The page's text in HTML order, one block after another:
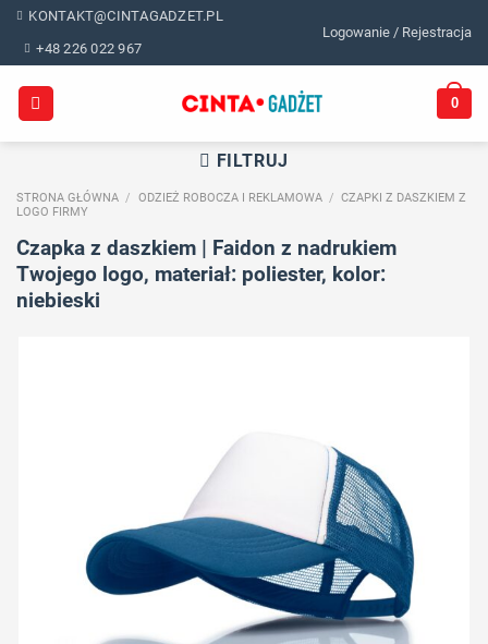
Skip
content
KONTAKT@CINTAGADZET.PL
+48 226 022 967
Logowanie / Rejestracja
0
FILTRUJ
STRONA GŁÓWNA / ODZIEŻ ROBOCZA I REKLAMOWA / CZAPKI Z DASZKIEM Z
LOGO FIRMY
Czapka z daszkiem | Faidon z nadrukiem
Twojego logo, materiał: poliester, kolor:
niebieski